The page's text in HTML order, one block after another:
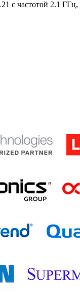
с частотой 2.1